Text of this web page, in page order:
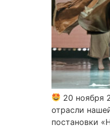
20 ноября
отрасли
постановки